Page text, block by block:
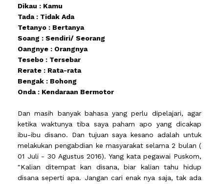
Dikau : Kamu
Tada : Tidak Ada
Tetanyo : Bertanya
Soang : Sendiri/ Seorang
Oangnye : Orangnya
Tesebo : Tersebar
Rerate : Rata-rata
Bengak : Bohong
Onda : Kendaraan Bermotor
Dan masih banyak bahasa yang perlu dipelajari, agar
ketika waktunya tiba saya paham apo yang dicakap
ibu-ibu disano. Dan tujuan saya kesano adalah untuk
melakukan pengabdian ke masyarakat selama 2 bulan (
01 Juli - 30 Agustus 2016). Yang kata pegawai Puskom,
"Kalian ditempat kan disana, biar kalian tahu hidup
disana seperti apa. Jangan cari enak nya saja, tak ada